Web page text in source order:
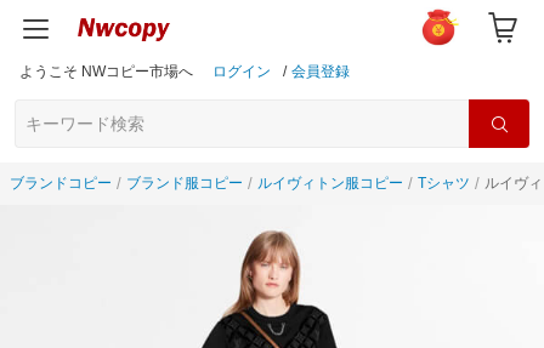
ようこそ NWコピー市場へ ログイン / 会員登録
ブランドコピー ブランド服コピー ルイヴィトン服コピー Tシャツ ルイヴ